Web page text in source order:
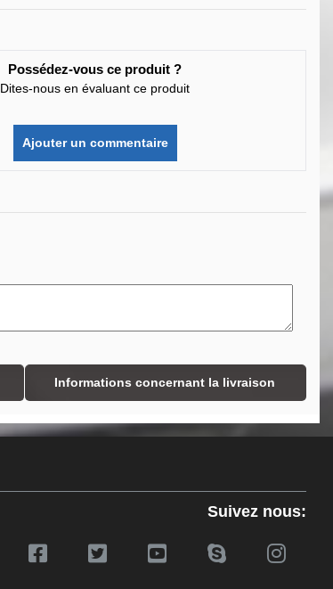
Possédez-vous ce produit ?
Dites-nous en évaluant ce produit
Ajouter un commentaire
Informations concernant la livraison
Suivez nous: